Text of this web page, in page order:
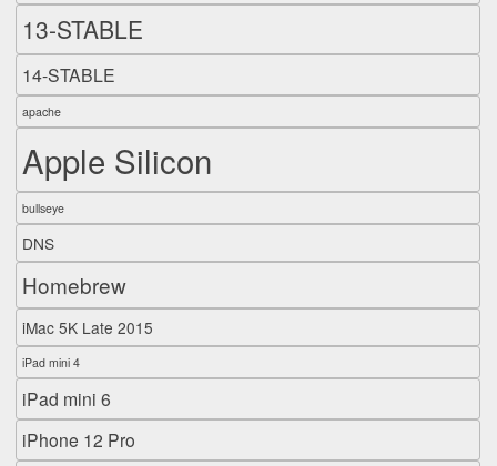
13-STABLE
14-STABLE
apache
Apple Silicon
bullseye
DNS
Homebrew
iMac 5K Late 2015
iPad mini 4
iPad mini 6
iPhone 12 Pro